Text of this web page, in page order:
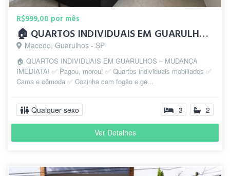
R$999,00 por mês
🏠 QUARTOS INDIVIDUAIS EM GUARULHOS – MUDANÇA IMEDIATA!
Macedo, Guarulhos - SP
🏠 QUARTOS INDIVIDUAIS EM GUARULHOS – MUDANÇA
IMEDIATA! ✅ Pagou, morou! ✅ Quartos individuais mobiliados ✅
Cama e cômoda ✅ Cozinha com fogão e ge...
Qualquer sexo 3 2
Ver Detalhes